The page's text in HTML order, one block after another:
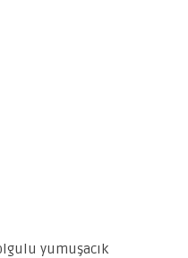
yumuşacık